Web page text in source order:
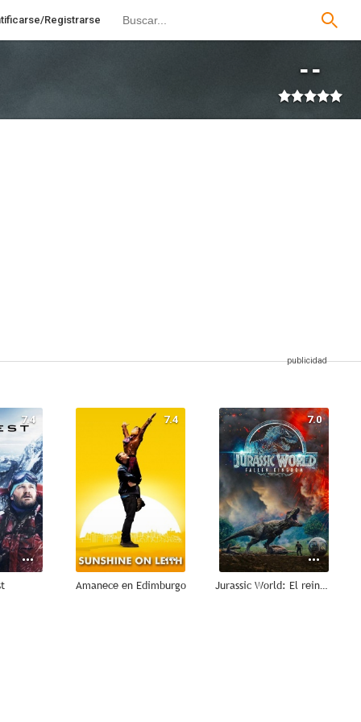
Registrarse
--
7.4 7.4
Amanece en Edimburgo
7.0
Jurassic World: El reino caído